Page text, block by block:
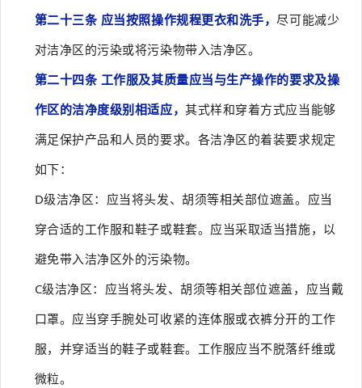
第二十三条 应当按照操作规程更衣和洗手，尽可能减少
对洁净区的污染或将污染物带入洁净区。
第二十四条 工作服及其质量应当与生产操作的要求及操
作区的洁净度级别相适应，其式样和穿着方式应当能够
满足保护产品和人员的要求。各洁净区的着装要求规定
如下：
D级洁净区：应当将头发、胡须等相关部位遮盖。应当
穿合适的工作服和鞋子或鞋套。应当采取适当措施，以
避免带入洁净区外的污染物。
C级洁净区：应当将头发、胡须等相关部位遮盖，应当戴
口罩。应当穿手腕处可收紧的连体服或衣裤分开的工作
服，并穿适当的鞋子或鞋套。工作服应当不脱落纤维或
微粒。